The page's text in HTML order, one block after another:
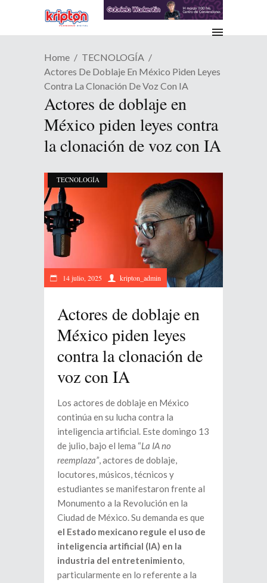
Home
TECNOLOGÍA
Actores De Doblaje En México Piden Leyes
Contra La Clonación De Voz Con IA
Actores de doblaje en
México piden leyes contra
la clonación de voz con IA
TECNOLOGÍA
14 julio, 2025 kripton_admin
Actores de doblaje en
México piden leyes
contra la clonación de
voz con IA
Los actores de doblaje en México
continúa en su lucha contra la
inteligencia artificial. Este domingo 13
de julio, bajo el lema “La IA no
reemplaza”, actores de doblaje,
locutores, músicos, técnicos y
estudiantes se manifestaron frente al
Monumento a la Revolución en la
Ciudad de México. Su demanda es que
el Estado mexicano regule el uso de
inteligencia artificial (IA) en la
industria del entretenimiento,
particularmente en lo referente a la